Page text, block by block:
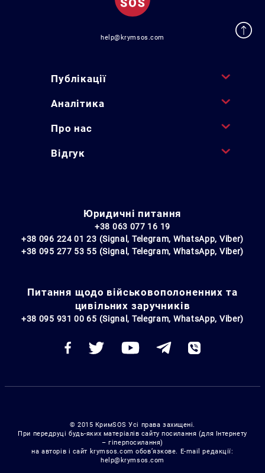
help@krymsos.com
Публікації
Аналітика
Про нас
Відгук
Юридичні питання
+38 063 077 16 19
+38 096 224 01 23 (Signal, Telegram, WhatsApp, Viber)
+38 095 277 53 55 (Signal, Telegram, WhatsApp, Viber)
Питання щодо військовополоненних та
цивільних заручників
+38 095 931 00 65 (Signal, Telegram, WhatsApp, Viber)
© 2015 КримSOS Усі права захищені.
При передруці будь-яких матеріалів сайту посилання (для Інтернету
– гіперпосилання)
на авторів і сайт krymsos.com обов’язкове. E-mail редакції:
help@krymsos.com